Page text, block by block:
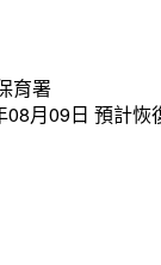
育署
月09日 預計